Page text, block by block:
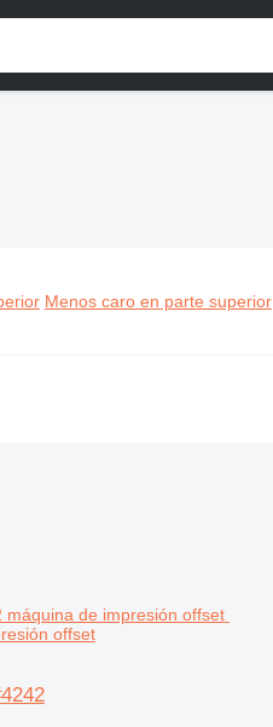
Menos caro en parte superior
offset